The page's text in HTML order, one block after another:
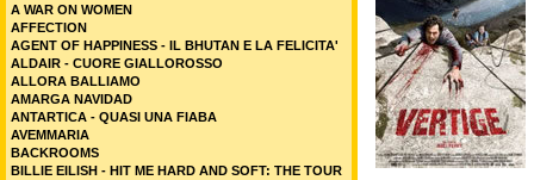
A WAR ON WOMEN
AFFECTION
AGENT OF HAPPINESS - IL BHUTAN E LA FELICITA'
ALDAIR - CUORE GIALLOROSSO
ALLORA BALLIAMO
AMARGA NAVIDAD
ANTARTICA - QUASI UNA FIABA
AVEMMARIA
BACKROOMS
BILLIE EILISH - HIT ME HARD AND SOFT: THE TOUR